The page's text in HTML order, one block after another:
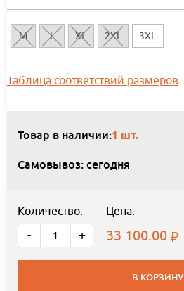
M L XL 2XL 3XL
Таблица соответствий размеров
Товар в наличии:1 шт.
Самовывоз: сегодня
Количество:
- +
Цена:
33 100.00
В КОРЗИНУ